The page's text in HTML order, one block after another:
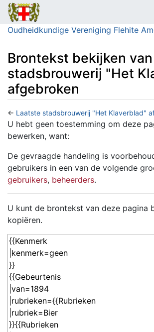
Oudheidkundige Vereniging Flehite
Brontekst bekijken
stadsbrouwerij "Het
afgebroken
← Laatste stadsbrouwerij "Het Klaverblad"
Ga naar:navigatie,zoeken
U hebt geen toestemming om deze
bewerken, want:
De gevraagde handeling is
gebruikers in een van de volgende
gebruikers, beheerders.
U kunt de brontekst van deze pagina
kopiëren.